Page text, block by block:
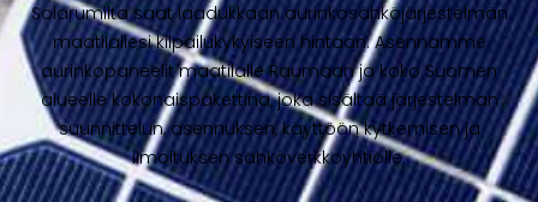
Solarumilta saat laadukkaan aurinkosähköjärjestelmän
maatilallesi kilpailukykyiseen hintaan. Asennamme
aurinkopaneelit maatilalle Raumaan ja koko Suomen
alueelle kokonaispakettina, joka sisältää järjestelmän
suunnittelun, asennuksen, käyttöön kytkemisen ja
ilmoituksen sähköverkkoyhtiölle.